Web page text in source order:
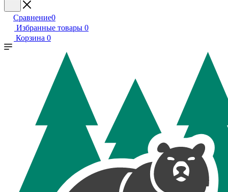
Сравнение0
Избранные товары 0
Корзина 0